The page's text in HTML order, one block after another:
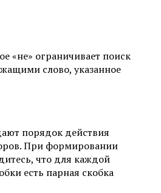
«не» ограничивает поиск
слово, указанное
порядок действия
При формировании
что для каждой
есть парная скобка